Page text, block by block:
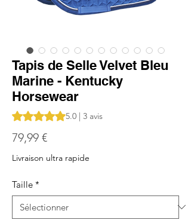
Tapis de Selle Velvet Bleu
Marine - Kentucky
Horsewear
La note est de 5.0 sur cinq étoiles selon 3
5.0 | 3 avis
79,99 €Prix
Livraison ultra rapide
Taille *